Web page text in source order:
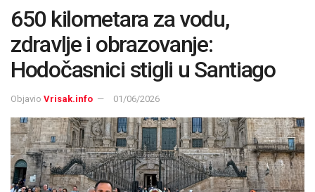
650 kilometara za vodu,
zdravlje i obrazovanje:
Hodočasnici stigli u Santiago
Objavio Vrisak.info 01/06/2026